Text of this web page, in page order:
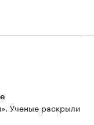
Ученые раскрыли